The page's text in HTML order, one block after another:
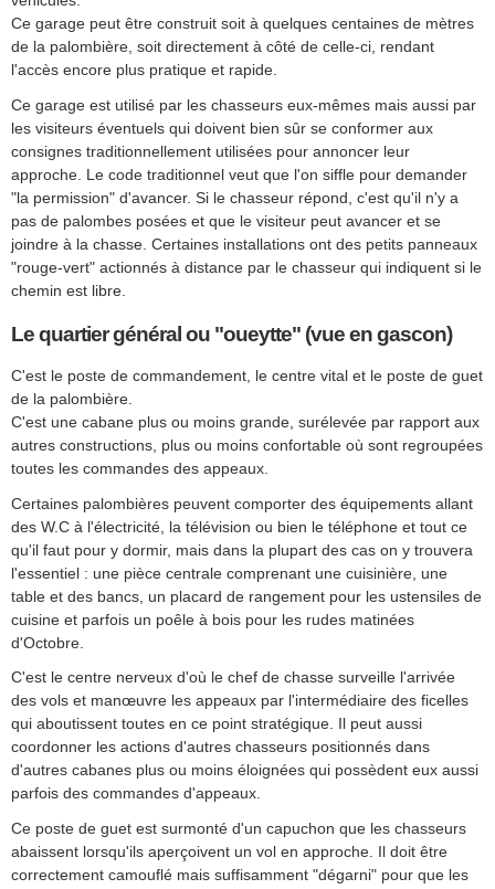
Ce garage peut être construit soit à quelques centaines de mètres
de la palombière, soit directement à côté de celle-ci, rendant
l'accès encore plus pratique et rapide.
Ce garage est utilisé par les chasseurs eux-mêmes mais aussi par
les visiteurs éventuels qui doivent bien sûr se conformer aux
consignes traditionnellement utilisées pour annoncer leur
approche. Le code traditionnel veut que l'on siffle pour demander
"la permission" d'avancer. Si le chasseur répond, c'est qu'il n'y a
pas de palombes posées et que le visiteur peut avancer et se
joindre à la chasse. Certaines installations ont des petits panneaux
"rouge-vert" actionnés à distance par le chasseur qui indiquent si le
chemin est libre.
Le quartier général ou "oueytte" (vue en gascon)
C'est le poste de commandement, le centre vital et le poste de guet
de la palombière.
C'est une cabane plus ou moins grande, surélevée par rapport aux
autres constructions, plus ou moins confortable où sont regroupées
toutes les commandes des appeaux.
Certaines palombières peuvent comporter des équipements allant
des W.C à l'électricité, la télévision ou bien le téléphone et tout ce
qu'il faut pour y dormir, mais dans la plupart des cas on y trouvera
l'essentiel : une pièce centrale comprenant une cuisinière, une
table et des bancs, un placard de rangement pour les ustensiles de
cuisine et parfois un poêle à bois pour les rudes matinées
d'Octobre.
C'est le centre nerveux d'où le chef de chasse surveille l'arrivée
des vols et manœuvre les appeaux par l'intermédiaire des ficelles
qui aboutissent toutes en ce point stratégique. Il peut aussi
coordonner les actions d'autres chasseurs positionnés dans
d'autres cabanes plus ou moins éloignées qui possèdent eux aussi
parfois des commandes d'appeaux.
Ce poste de guet est surmonté d'un capuchon que les chasseurs
abaissent lorsqu'ils aperçoivent un vol en approche. Il doit être
correctement camouflé mais suffisamment "dégarni" pour que les